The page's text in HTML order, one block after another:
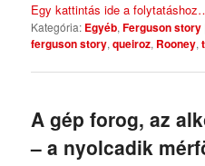
Egy kattintás ide a
Kategória: Egyéb,Ferguson story
ferguson story,queiroz, Rooney,
A gép forog, az
– a nyolcadik